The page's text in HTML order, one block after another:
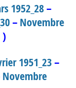
1952_28–
– Novembre
)
1951_23–
Novembre